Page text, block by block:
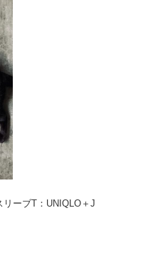
ーブT：UNIQLO＋J